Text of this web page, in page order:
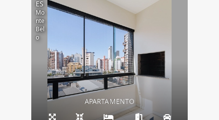
ES
Mo
nte
Bel
o
APARTAMENTO